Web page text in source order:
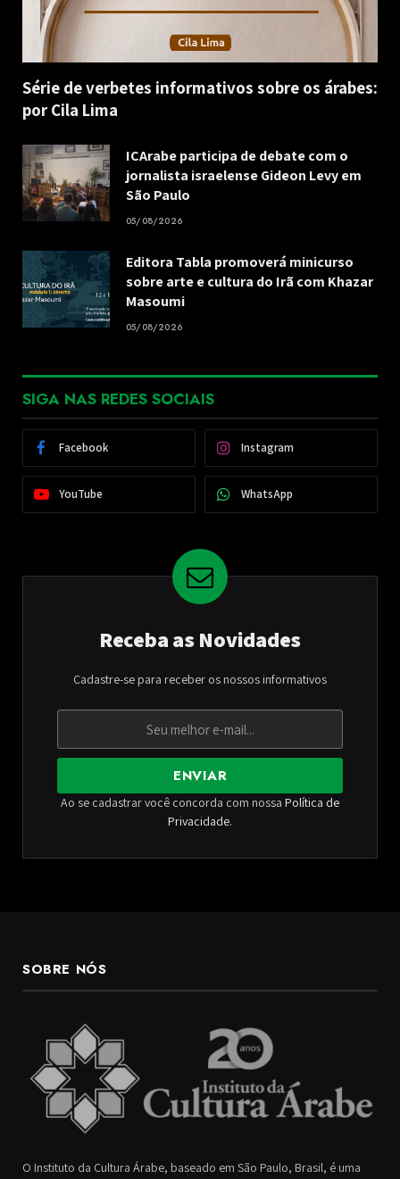
Série de verbetes informativos sobre os árabes:
por Cila Lima
ICArabe participa de debate com o
jornalista israelense Gideon Levy em
São Paulo
05/08/2026
Editora Tabla promoverá minicurso
sobre arte e cultura do Irã com Khazar
Masoumi
05/08/2026
SIGA NAS REDES SOCIAIS
Facebook Instagram
YouTube WhatsApp
Receba as Novidades
Cadastre-se para receber os nossos informativos
ENVIAR
Ao se cadastrar você concorda com nossa Política de
Privacidade.
SOBRE NÓS
O Instituto da Cultura Árabe, baseado em São Paulo, Brasil, é uma